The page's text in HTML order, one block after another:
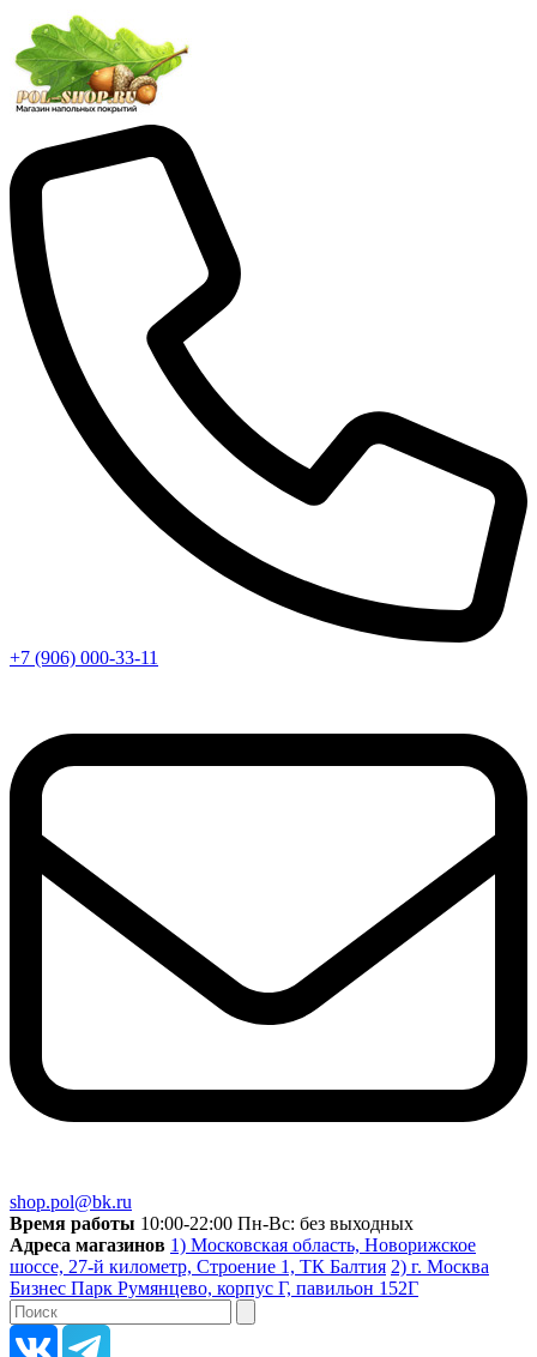
+7 (906) 000-33-11
shop.pol@bk.ru
Время работы 10:00-22:00 Пн-Вс: без выходных
Адреса магазинов 1) Московская область, Новорижское
шоссе, 27-й километр, Строение 1, ТК Балтия 2) г. Москва
Бизнес Парк Румянцево, корпус Г, павильон 152Г